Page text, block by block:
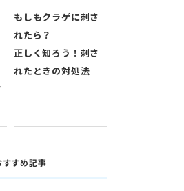
もしもクラゲに刺さ
れたら？
正しく知ろう！刺さ
れたときの対処法
すすめ記事